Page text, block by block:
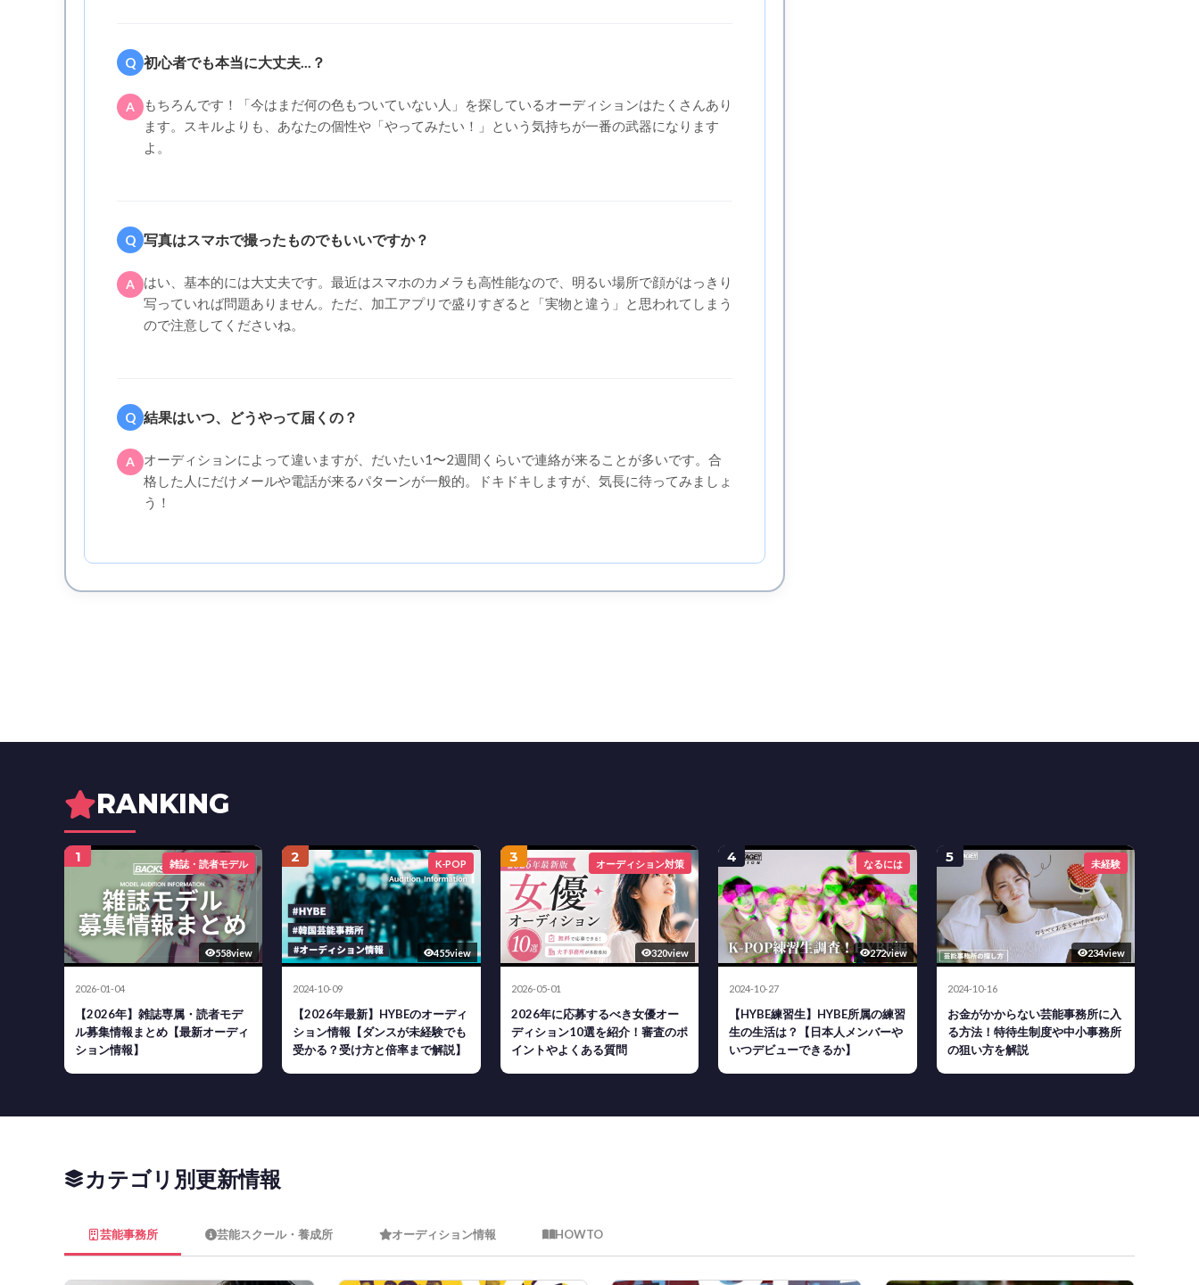
Q 初心者でも本当に大丈夫...？
A
もちろんです！「今はまだ何の色もついていない人」を探しているオーディションはたくさんあり
ます。スキルよりも、あなたの個性や「やってみたい！」という気持ちが一番の武器になります
よ。
Q 写真はスマホで撮ったものでもいいですか？
A
はい、基本的には大丈夫です。最近はスマホのカメラも高性能なので、明るい場所で顔がはっきり
写っていれば問題ありません。ただ、加工アプリで盛りすぎると「実物と違う」と思われてしまう
ので注意してくださいね。
Q 結果はいつ、どうやって届くの？
A
オーディションによって違いますが、だいたい1〜2週間くらいで連絡が来ることが多いです。合
格した人にだけメールや電話が来るパターンが一般的。ドキドキしますが、気長に待ってみましょ
う！
RANKING
1 雑誌・読者モデル
558view
2026-01-04
【2026年】雑誌専属・読者モデ
ル募集情報まとめ【最新オーディ
ション情報】
2 K-POP
455view
2024-10-09
【2026年最新】HYBEのオーディ
ション情報【ダンスが未経験でも
受かる？受け方と倍率まで解説】
3 オーディション対策
320view
2026-05-01
2026年に応募するべき女優オー
ディション10選を紹介！審査のポ
イントやよくある質問
4 なるには
272view
2024-10-27
【HYBE練習生】HYBE所属の練習
生の生活は？【日本人メンバーや
いつデビューできるか】
5 未経験
234view
2024-10-16
お金がかからない芸能事務所に入
る方法！特待生制度や中小事務所
の狙い方を解説
カテゴリ別更新情報
芸能事務所 芸能スクール・養成所 オーディション情報 HOWTO